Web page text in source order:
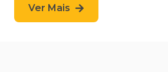
Ver Mais